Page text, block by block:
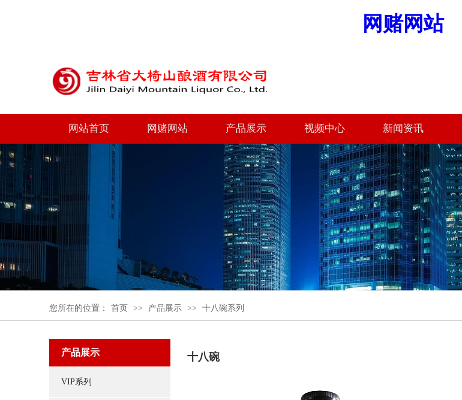
网赌网站
网站首页 网赌网站 产品展示 视频中心 新闻资讯
您所在的位置： 首页 >> 产品展示 >> 十八碗系列
产品展示
VIP系列
十八碗